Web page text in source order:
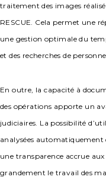
traitement des images
RESCUE. Cela permet une
une gestion optimale du
et des recherches de
En outre, la capacité à
des opérations apporte un
judiciaires. La possibilité
analysées
une transparence accrue
grandement le travail des